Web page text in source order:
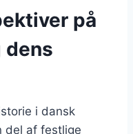
på
dens
i dansk
del af festlige